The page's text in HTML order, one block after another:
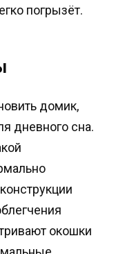
погрызёт.
домик,
дневного сна.
окошки